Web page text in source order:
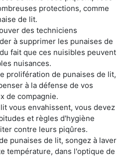
protections, comme
de lit.
des techniciens
à supprimer les punaises de
fait que ces nuisibles peuvent
nuisances.
prolifération de punaises de lit,
à la défense de vos
de compagnie.
vous envahissent, vous devez
et règles d'hygiène
contre leurs piqûres.
punaises de lit, songez à laver
température, dans l'optique de